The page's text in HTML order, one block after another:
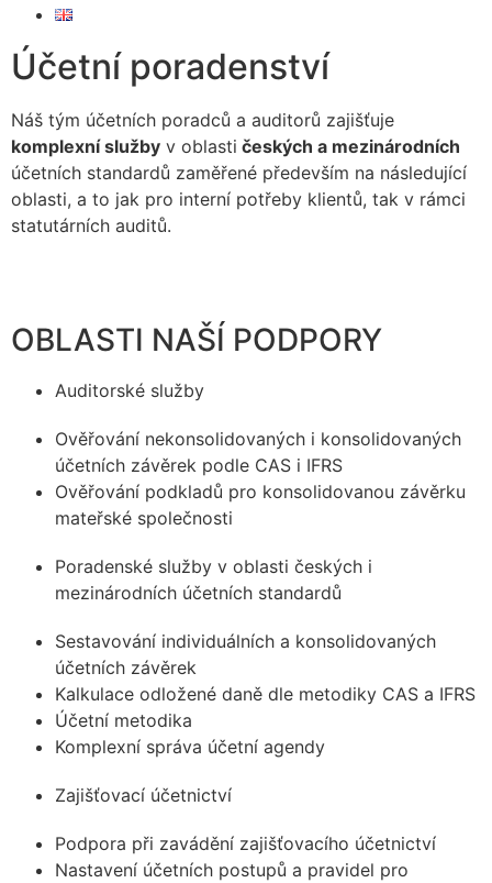
Účetní poradenství
Náš tým účetních poradců a auditorů zajišťuje
komplexní služby v oblasti českých a mezinárodních
účetních standardů zaměřené především na následující
oblasti, a to jak pro interní potřeby klientů, tak v rámci
statutárních auditů.
OBLASTI NAŠÍ PODPORY
Auditorské služby
Ověřování nekonsolidovaných i konsolidovaných
účetních závěrek podle CAS i IFRS
Ověřování podkladů pro konsolidovanou závěrku
mateřské společnosti
Poradenské služby v oblasti českých i
mezinárodních účetních standardů
Sestavování individuálních a konsolidovaných
účetních závěrek
Kalkulace odložené daně dle metodiky CAS a IFRS
Účetní metodika
Komplexní správa účetní agendy
Zajišťovací účetnictví
Podpora při zavádění zajišťovacího účetnictví
Nastavení účetních postupů a pravidel pro